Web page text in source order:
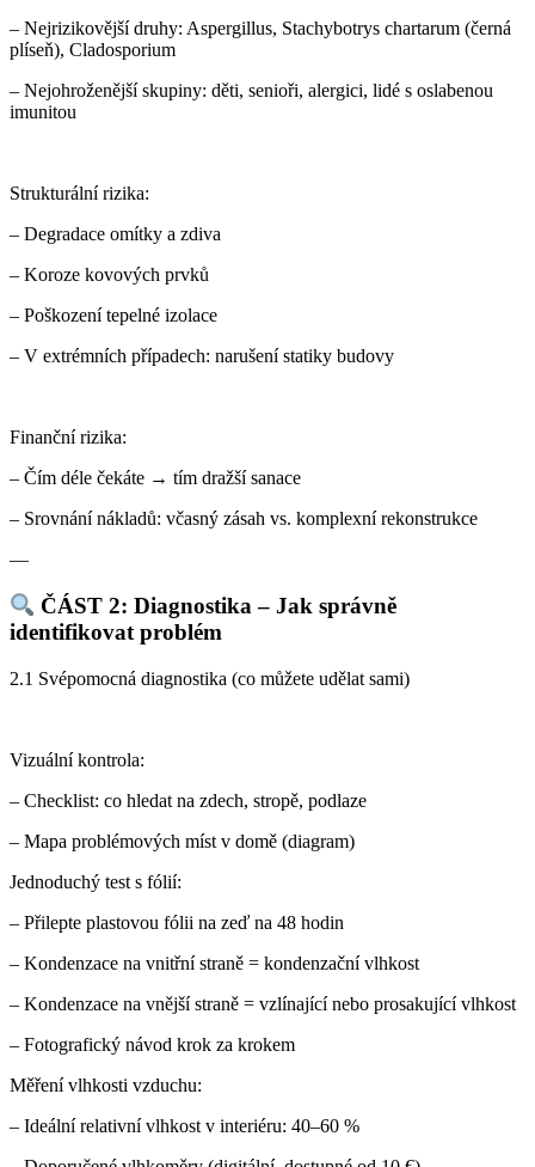
– Nejrizikovější druhy: Aspergillus, Stachybotrys chartarum (černá
plíseň), Cladosporium
– Nejohroženější skupiny: děti, senioři, alergici, lidé s oslabenou
imunitou
Strukturální rizika:
– Degradace omítky a zdiva
– Koroze kovových prvků
– Poškození tepelné izolace
– V extrémních případech: narušení statiky budovy
Finanční rizika:
– Čím déle čekáte → tím dražší sanace
– Srovnání nákladů: včasný zásah vs. komplexní rekonstrukce
—
ČÁST 2: Diagnostika – Jak správně
identifikovat problém
2.1 Svépomocná diagnostika (co můžete udělat sami)
Vizuální kontrola:
– Checklist: co hledat na zdech, stropě, podlaze
– Mapa problémových míst v domě (diagram)
Jednoduchý test s fólií:
– Přilepte plastovou fólii na zeď na 48 hodin
– Kondenzace na vnitřní straně = kondenzační vlhkost
– Kondenzace na vnější straně = vzlínající nebo prosakující vlhkost
– Fotografický návod krok za krokem
Měření vlhkosti vzduchu:
– Ideální relativní vlhkost v interiéru: 40–60 %